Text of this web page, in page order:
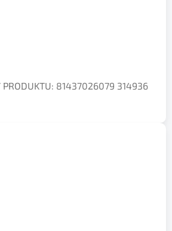
PRODUKTU: 81437026079 314936